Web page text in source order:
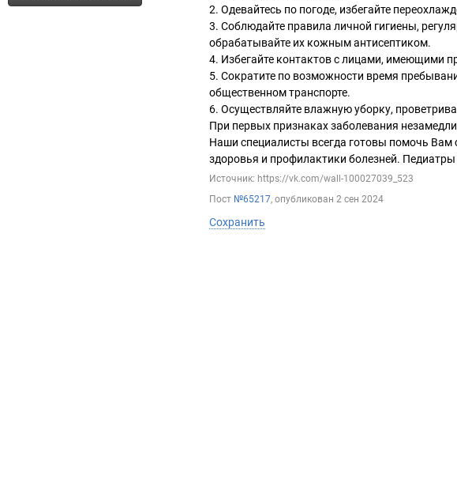
2. Одевайтесь по погоде, избегайте
3. Соблюдайте правила личной гигиены,
обрабатывайте их кожным антисептиком.
4. Избегайте контактов с лицами, имеющими
5. Сократите по возможности время
общественном транспорте.
6. Осуществляйте влажную уборку,
При первых признаках заболевания
Наши специалисты всегда готовы помочь
здоровья и профилактики болезней.
Источник: https://vk.com/wall-100027039_523
Пост №65217, опубликован 2 сен 2024
Сохранить